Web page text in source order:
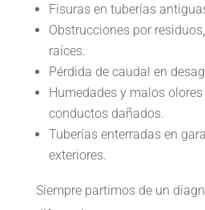
Fisuras en tuberías
Obstrucciones por
raíces.
Pérdida de caudal en
Humedades y malos
conductos dañados.
Tuberías enterradas en
exteriores.
Siempre partimos de un